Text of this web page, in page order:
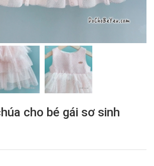
cho bé gái sơ sinh